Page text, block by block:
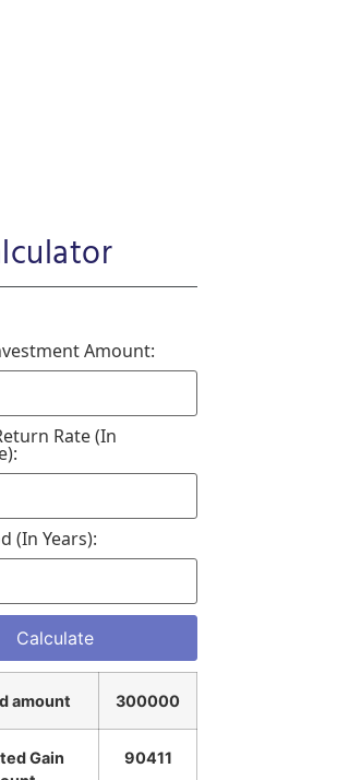
Amount:
Rate (in
(in Years):
amount 300000
Gain
90411